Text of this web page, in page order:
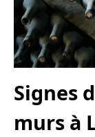
Signes
murs à